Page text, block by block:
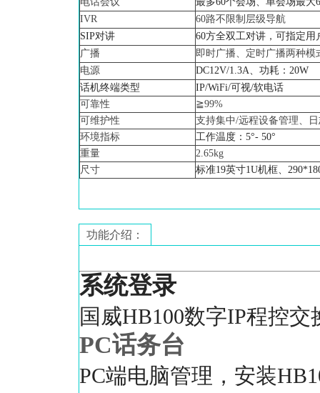
IVR
60路不限制层级导航
SIP对讲
60方全双工对讲，可指定用
广播
即时广播、定时广播两种模
电源
DC12V/1.3A、功耗：20W
话机终端类型
IP/WiFi/可视/软电话
可靠性
≧99%
可维护性
支持集中/远程设备管理、
环境指标
工作温度：5°- 50°
重量
2.65kg
尺寸
标准19英寸1U机框、
功能介绍：
系统登录
国威HB100数字IP程控
PC话务台
PC端电脑管理，安装